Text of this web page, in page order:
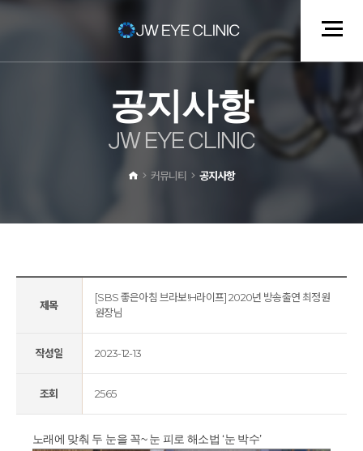
공지 사항
JW EYE CL N C
커뮤니티 공지사항
제목
[SBS 좋은아침 브라보!H라이프] 2020년 방송출연 최정원
원장님
작성일 2023-12-13
조회 2565
노래에 맞춰 두 눈을 꼭~ 눈 피로 해소법 ‘눈 박수’